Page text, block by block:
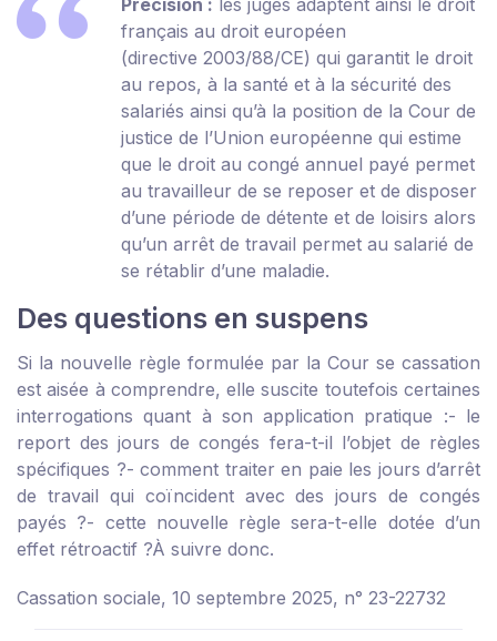
Précision : les juges adaptent ainsi le droit
français au droit européen
(directive 2003/88/CE) qui garantit le droit
au repos, à la santé et à la sécurité des
salariés ainsi qu’à la position de la Cour de
justice de l’Union européenne qui estime
que le droit au congé annuel payé permet
au travailleur de se reposer et de disposer
d’une période de détente et de loisirs alors
qu’un arrêt de travail permet au salarié de
se rétablir d’une maladie.
Des questions en suspens
Si la nouvelle règle formulée par la Cour se cassation
est aisée à comprendre, elle suscite toutefois certaines
interrogations quant à son application pratique :- le
report des jours de congés fera-t-il l’objet de règles
spécifiques ?- comment traiter en paie les jours d’arrêt
de travail qui coïncident avec des jours de congés
payés ?- cette nouvelle règle sera-t-elle dotée d’un
effet rétroactif ?À suivre donc.
Cassation sociale, 10 septembre 2025, n° 23-22732